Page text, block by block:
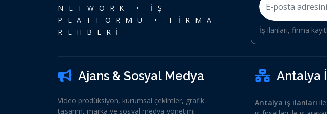
NETWORK • İŞ
PLATFORMU • FİRMA
REHBERİ
İş ilanları, firma
Ajans & Sosyal Medya
Video prodüksiyon, kurumsal çekimler, grafik
tasarım, marka ve sosyal medya yönetimi
Antalya
Antalya iş ilanları